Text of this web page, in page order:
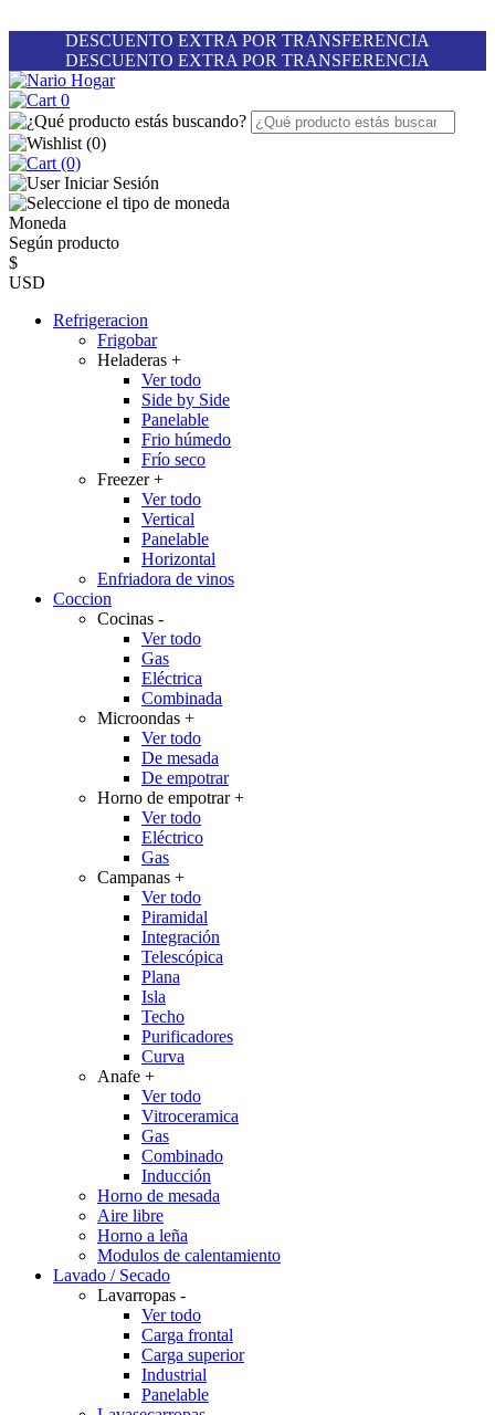
DESCUENTO EXTRA POR TRANSFERENCIA
DESCUENTO EXTRA POR TRANSFERENCIA
0
(0)
(0)
Iniciar Sesión
Moneda
Según producto
$
USD
Refrigeracion
Frigobar
Heladeras +
Ver todo
Side by Side
Panelable
Frio húmedo
Frío seco
Freezer+
Ver todo
Vertical
Panelable
Horizontal
Enfriadora de vinos
Coccion
Cocinas -
Ver todo
Gas
Eléctrica
Combinada
Microondas +
Ver todo
De mesada
De empotrar
Horno de empotrar+
Ver todo
Eléctrico
Gas
Campanas +
Ver todo
Piramidal
Integración
Telescópica
Plana
Isla
Techo
Purificadores
Curva
Anafe +
Ver todo
Vitroceramica
Gas
Combinado
Inducción
Horno de mesada
Aire libre
Horno a leña
Modulos de calentamiento
Lavado / Secado
Lavarropas -
Ver todo
Carga frontal
Carga superior
Industrial
Panelable